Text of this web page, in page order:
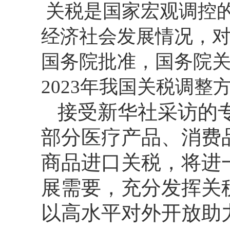
关税是国家宏观调控
经济社会发展情况，
国务院批准，国务院
2023年我国关税调整
接受新华社采访的
部分医疗产品、消费
商品进口关税，将进
展需要，充分发挥
以高水平对外开放